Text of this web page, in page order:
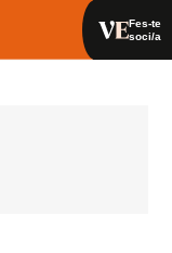
Fes-te
soci/a